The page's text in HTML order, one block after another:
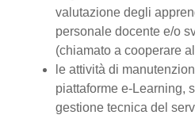
valutazione degli
personale docente e/o
(chiamato a cooperare
le attività di
piattaforme e-Learning,
gestione tecnica del